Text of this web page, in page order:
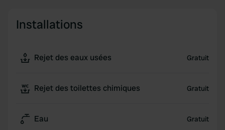
Installations
Rejet des eaux usées Gratuit
Rejet des toilettes chimiques Gratuit
Eau Gratuit